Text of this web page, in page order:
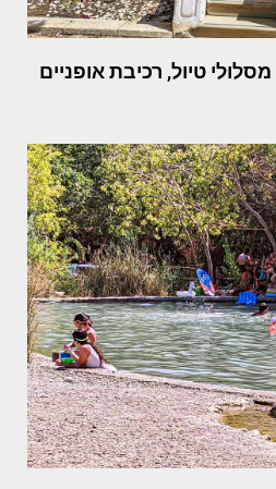
טיול, רכיבת אופניים